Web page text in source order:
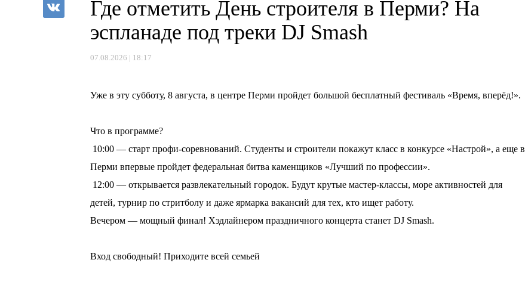
Где отметить День строителя в Перми? На
эспланаде под треки DJ Smash
07.08.2026 | 18:17
Уже в эту субботу, 8 августа, в центре Перми пройдет большой бесплатный фестиваль «Время, вперёд!».
Что в программе?
10:00 — старт профи-соревнований. Студенты и строители покажут класс в конкурсе «Настрой», а еще в
Перми впервые пройдет федеральная битва каменщиков «Лучший по профессии».
12:00 — открывается развлекательный городок. Будут крутые мастер-классы, море активностей для
детей, турнир по стритболу и даже ярмарка вакансий для тех, кто ищет работу.
Вечером — мощный финал! Хэдлайнером праздничного концерта станет DJ Smash.
Вход свободный! Приходите всей семьей